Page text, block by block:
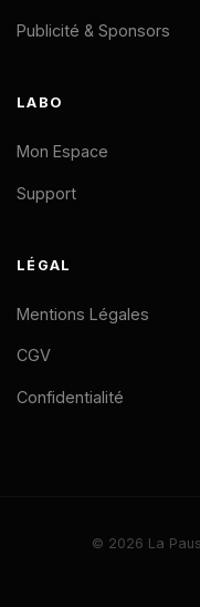
Publicité & Sponsors
LABO
Mon Espace
Support
LÉGAL
Mentions Légales
CGV
Confidentialité
© 2026 La